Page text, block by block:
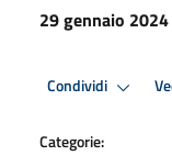
29 gennaio 2024
Condividi
Categorie: